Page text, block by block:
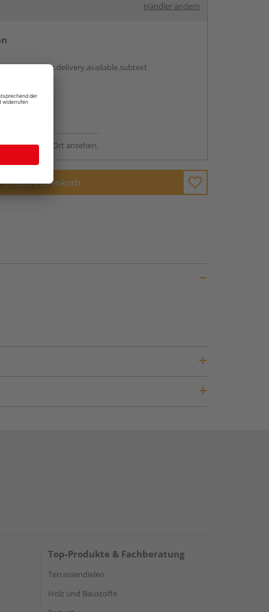
Händler ändern
- vor Ort ansehen.
In den Warenkorb
Top-Produkte & Fachberatung
Terrassendielen
Holz und Baustoffe